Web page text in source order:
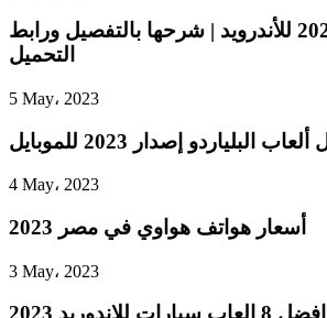
تحميل لعبة بيس 2023 للأندرويد | شرحها بالتفصيل ورابط
التحميل
5 May، 2023
البلياردو إصدار 2023 للموبايل
4 May، 2023
أسعار هواتف هواوي في مصر 2023
3 May، 2023